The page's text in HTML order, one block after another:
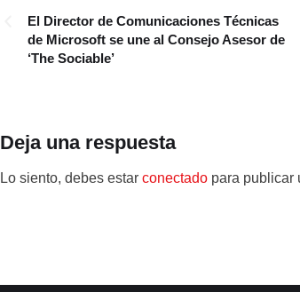
El Director de Comunicaciones Técnicas
de Microsoft se une al Consejo Asesor de
‘The Sociable’
Deja una respuesta
Lo siento, debes estar conectado para publicar